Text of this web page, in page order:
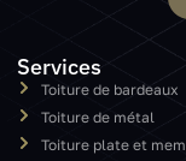
Services
Toiture de bardeaux
Toiture de métal
Toiture plate et